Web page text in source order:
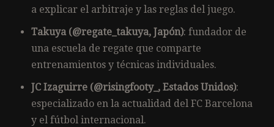
a explicar el arbitraje y las reglas del juego.
Takuya (@regate_takuya, Japón): fundador de
una escuela de regate que comparte
entrenamientos y técnicas individuales.
JC Izaguirre (@risingfooty_, Estados Unidos):
especializado en la actualidad del FC Barcelona
y el fútbol internacional.